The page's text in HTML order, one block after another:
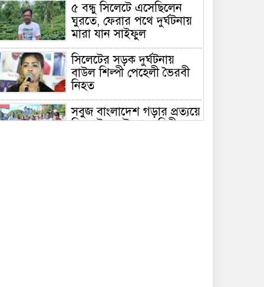
৫ বন্ধু সিলেটে এসেছিলেন
ঘুরতে, ফেরার পথে দুর্ঘটনায়
মারা যান সাইফুল
সিলেটের সড়ক দুর্ঘটনায়
বাউল শিল্পী পেহেলী ভৈরবী
নিহত
সবুজ বাংলাদেশ গড়ার প্রত্যয়ে
সিলেটে বাবৌযুপ’র দ্বিতীয়